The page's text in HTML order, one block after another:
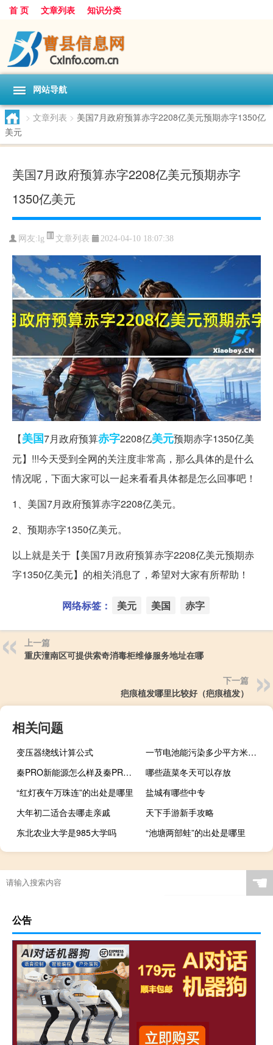
首 页 文章列表 知识分类
网站导航
> 文章列表 > 美国7月政府预算赤字2208亿美元预期赤字1350亿
美元
美国7月政府预算赤字2208亿美元预期赤字
1350亿美元
网友: lg 文章列表 2024-04-10 18:07:38
【美国7月政府预算赤字2208亿美元预期赤字1350亿美
元】!!!今天受到全网的关注度非常高，那么具体的是什么
情况呢，下面大家可以一起来看看具体都是怎么回事吧！
1、美国7月政府预算赤字2208亿美元。
2、预期赤字1350亿美元。
以上就是关于【美国7月政府预算赤字2208亿美元预期赤
字1350亿美元】的相关消息了，希望对大家有所帮助！
网络标签： 美元 美国 赤字
上一篇
重庆潼南区可提供索奇消毒柜维修服务地址在哪
下一篇
疤痕植发哪里比较好（疤痕植发）
相关问题
变压器绕线计算公式
一节电池能污染多少平方米的土地
秦PRO新能源怎么样及秦PRO新能源报价多少
哪些蔬菜冬天可以存放
“红灯夜午万珠连”的出处是哪里
盐城有哪些中专
大年初二适合去哪走亲戚
天下手游新手攻略
东北农业大学是985大学吗
“池塘两部蛙”的出处是哪里
☚
公告